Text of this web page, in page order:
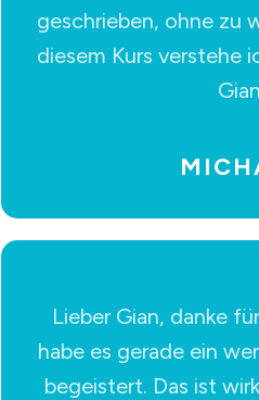
geschrieben, ohne zu
diesem Kurs verstehe
Lieber Gian, danke
habe es gerade ein
begeistert. Das ist